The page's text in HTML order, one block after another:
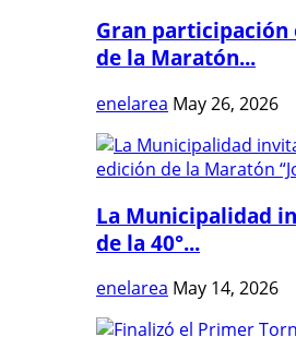
Gran participación
de la Maratón...
enelarea May 26, 2026
La Municipalidad
de la 40°...
enelarea May 14, 2026